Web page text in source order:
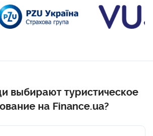
выбирают туристическое
на Finance.ua?